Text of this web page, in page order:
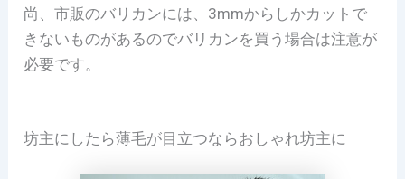
尚、市販のバリカンには、3mmからしかカットで
きないものがあるのでバリカンを買う場合は注意が
必要です。
坊主にしたら薄毛が目立つならおしゃれ坊主に